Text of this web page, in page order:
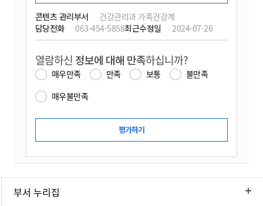
콘텐츠 관리부서
건강관리과 가족건강계
담당전화
063-454-5858최근수정일 2024-07-26
열람하신 정보에 대해 만족하십니까?
매우만족 만족 보통
불만족
매우불만족
부서 누리집